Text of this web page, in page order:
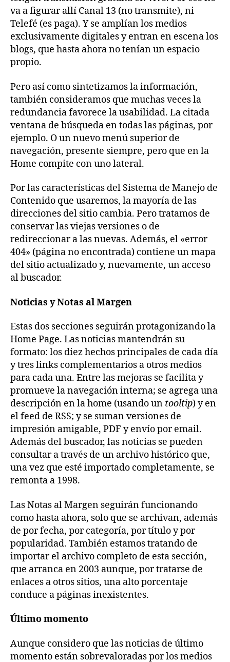
va a figurar allí Canal 13 (no transmite), ni
Telefé (es paga). Y se amplían los medios
exclusivamente digitales y entran en escena los
blogs, que hasta ahora no tenían un espacio
propio.
Pero así como sintetizamos la información,
también consideramos que muchas veces la
redundancia favorece la usabilidad. La citada
ventana de búsqueda en todas las páginas, por
ejemplo. O un nuevo menú superior de
navegación, presente siempre, pero que en la
Home compite con uno lateral.
Por las características del Sistema de Manejo de
Contenido que usaremos, la mayoría de las
direcciones del sitio cambia. Pero tratamos de
conservar las viejas versiones o de
redireccionar a las nuevas. Además, el «error
404» (página no encontrada) contiene un mapa
del sitio actualizado y, nuevamente, un acceso
al buscador.
Noticias y Notas al Margen
Estas dos secciones seguirán protagonizando la
Home Page. Las noticias mantendrán su
formato: los diez hechos principales de cada día
y tres links complementarios a otros medios
para cada una. Entre las mejoras se facilita y
promueve la navegación interna; se agrega una
descripción en la home (usando un tooltip) y en
el feed de RSS; y se suman versiones de
impresión amigable, PDF y envío por email.
Además del buscador, las noticias se pueden
consultar a través de un archivo histórico que,
una vez que esté importado completamente, se
remonta a 1998.
Las Notas al Margen seguirán funcionando
como hasta ahora, solo que se archivan, además
de por fecha, por categoría, por título y por
popularidad. También estamos tratando de
importar el archivo completo de esta sección,
que arranca en 2003 aunque, por tratarse de
enlaces a otros sitios, una alto porcentaje
conduce a páginas inexistentes.
Último momento
Aunque considero que las noticias de último
momento están sobrevaloradas por los medios